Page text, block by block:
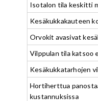
Isotalon tila keskitti
Kesäkukkakauteen
Orvokit avasivat
Vilppulan tila katsoo
Kesäkukkatarhojen
Hortiherttua
kustannuksissa